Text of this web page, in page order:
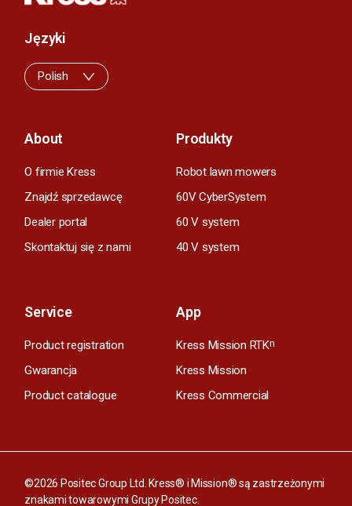
About
O firmie Kress
Znajdź sprzedawcę
Dealer portal
Skontaktuj się z nami
Produkty
Robot lawn mowers
60V CyberSystem
60 V system
40 V system
Service
Product registration
Gwarancja
Product catalogue
App
Kress Mission RTKn
Kress Mission
Kress Commercial
Języki
Polish
©2026 Positec Group Ltd. Kress® i Mission® są zastrzeżonymi
znakami towarowymi Grupy Positec.